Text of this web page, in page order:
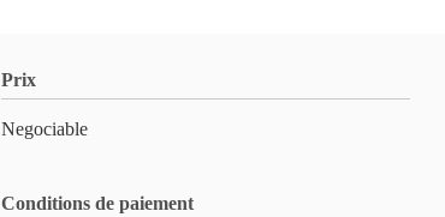
Prix
Negociable
Conditions de paiement